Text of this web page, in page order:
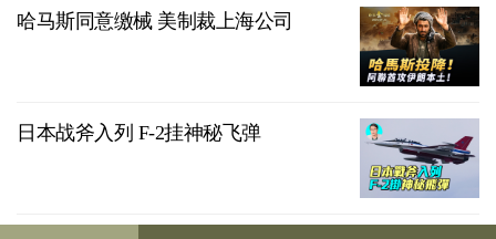
哈马斯同意缴械 美制裁上海公司
日本战斧入列 F-2挂神秘飞弹